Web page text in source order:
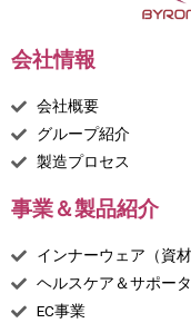
会社情報
会社概要
グループ紹介
製造プロセス
事業＆製品紹介
インナーウェア（資材
ヘルスケア＆サポー
EC事業